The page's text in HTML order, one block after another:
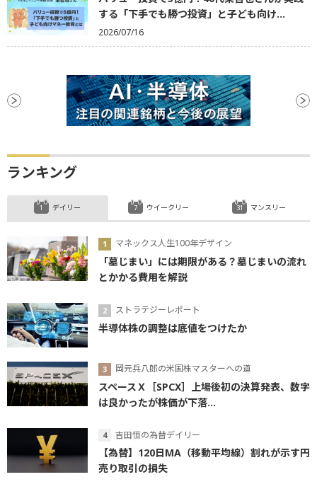
する「下手でも勝つ投資」と子ども向け...
2026/07/16
ランキング
デイリー
マネックス人生100年デザイン
「墓じまい」には期限がある？墓じまいの流れ
とかかる費用を解説
ストラテジーレポート
半導体株の調整は底値をつけたか
岡元兵八郎の米国株マスターへの道
スペースＸ［SPCX］上場後初の決算発表、数字
は良かったが株価が下落...
吉田恒の為替デイリー
【為替】120日MA（移動平均線）割れが示す円
売り取引の損失
ウイークリー マンスリー